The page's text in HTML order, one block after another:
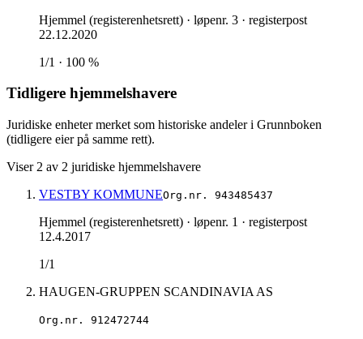
Hjemmel (registerenhetsrett) · løpenr. 3 · registerpost
22.12.2020
1/1 · 100 %
Tidligere hjemmelshavere
Juridiske enheter merket som historiske andeler i Grunnboken
(tidligere eier på samme rett).
Viser 2 av 2 juridiske hjemmelshavere
VESTBY KOMMUNEOrg.nr. 943485437
Hjemmel (registerenhetsrett) · løpenr. 1 · registerpost
12.4.2017
1/1
HAUGEN-GRUPPEN SCANDINAVIA AS
Org.nr. 912472744